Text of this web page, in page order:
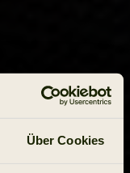
Über Cookies